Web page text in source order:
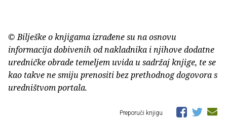
© Bilješke o knjigama izrađene su na osnovu
informacija dobivenih od nakladnika i njihove dodatne
uredničke obrade temeljem uvida u sadržaj knjige, te se
kao takve ne smiju prenositi bez prethodnog dogovora s
uredništvom portala.
Preporuči knjigu